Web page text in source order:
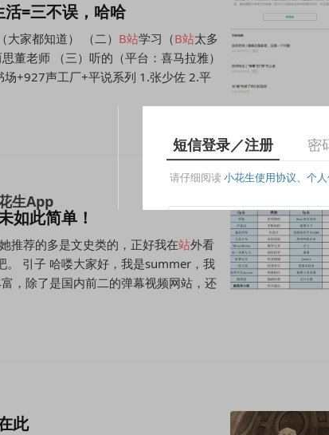
=三不误，哈哈
家都知道） （二） B站学习（B站太多
董老师 （三）听的（平台：喜马拉雅）
+927声工厂+平说系列 1.张少佐 2.平
如此简单！
推荐的多是文史类的，正好我在站外看
。 引子 哈喽大家好，我是summer，我
，除了是国内前二的弹幕视频网站，还
此